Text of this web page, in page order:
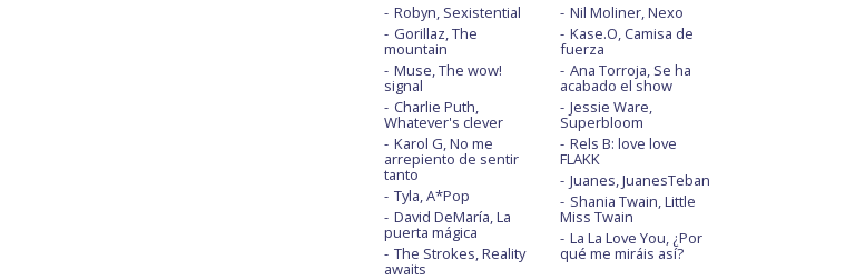
Robyn, Sexistential
Gorillaz, The
mountain
Muse, The wow!
signal
Charlie Puth,
Whatever's clever
Karol G, No me
arrepiento de sentir
tanto
Tyla, A*Pop
David DeMaría, La
puerta mágica
The Strokes, Reality
awaits
Nil Moliner, Nexo
Kase.O, Camisa de
fuerza
Ana Torroja, Se ha
acabado el show
Jessie Ware,
Superbloom
Rels B: love love
FLAKK
Juanes, JuanesTeban
Shania Twain, Little
Miss Twain
La La Love You, ¿Por
qué me miráis así?